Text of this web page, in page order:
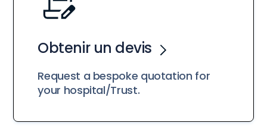
Obtenir un devis
Request a bespoke quotation for
your hospital/Trust.